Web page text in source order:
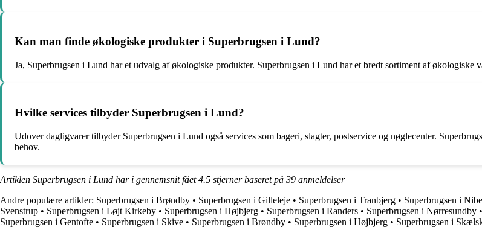
Kan man finde økologiske produkter i Superbrugsen i Lund?
Ja, Superbrugsen i Lund har et udvalg af økologiske produkter. Superbrugsen i Lund har et bredt sortiment af økologiske
Hvilke services tilbyder Superbrugsen i Lund?
Udover dagligvarer tilbyder Superbrugsen i Lund også services som bageri, slagter, postservice og nøglecenter.
behov.
Artiklen Superbrugsen i Lund har i gennemsnit fået4.5 stjerner baseret på 39 anmeldelser
Andre populære artikler: Superbrugsen i Brøndby • Superbrugsen i Gilleleje • Superbrugsen i Tranbjerg • Superbrugsen i Nibe
Svenstrup • Superbrugsen i Løjt Kirkeby • Superbrugsen i Højbjerg • Superbrugsen i Randers • Superbrugsen i Nørresundby •
Superbrugsen i Gentofte • Superbrugsen i Skive • Superbrugsen i Brøndby • Superbrugsen i Højbjerg • Superbrugsen i